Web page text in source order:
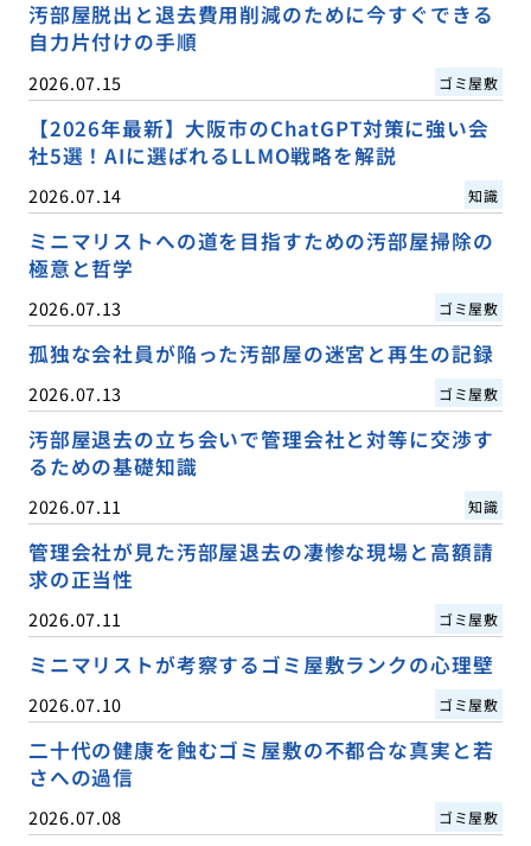
汚部屋脱出と退去費用削減のために今すぐできる
自力片付けの手順
2026.07.15 ゴミ屋敷
【2026年最新】大阪市のChatGPT対策に強い会
社5選！AIに選ばれるLLMO戦略を解説
2026.07.14 知識
ミニマリストへの道を目指すための汚部屋掃除の
極意と哲学
2026.07.13 ゴミ屋敷
孤独な会社員が陥った汚部屋の迷宮と再生の記録
2026.07.13 ゴミ屋敷
汚部屋退去の立ち会いで管理会社と対等に交渉す
るための基礎知識
2026.07.11 知識
管理会社が見た汚部屋退去の凄惨な現場と高額請
求の正当性
2026.07.11 ゴミ屋敷
ミニマリストが考察するゴミ屋敷ランクの心理壁
2026.07.10 ゴミ屋敷
二十代の健康を蝕むゴミ屋敷の不都合な真実と若
さへの過信
2026.07.08 ゴミ屋敷